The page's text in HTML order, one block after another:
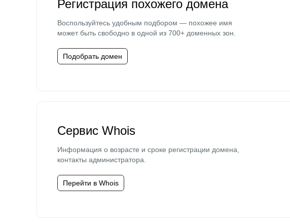
Регистрация похожего домена
Воспользуйтесь удобным подбором — похожее имя
может быть свободно в одной из 700+ доменных зон.
Подобрать домен
Сервис Whois
Информация о возрасте и сроке регистрации домена,
контакты администратора.
Перейти в Whois